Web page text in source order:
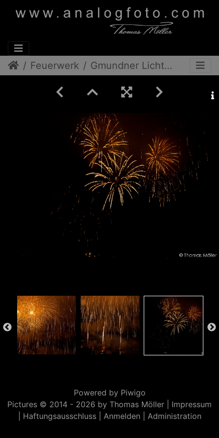
Feuerwerk Gmundner Lichterfest 2012
Powered by Piwigo
Pictures © 2014 - 2026 by Thomas Möller | Impressum
Haftungsausschluss| Anmelden Administration